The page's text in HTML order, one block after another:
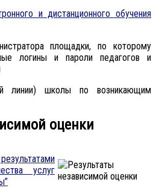
и дистанционного обучения
площадки, по которому
логины и пароли педагогов и
линии) школы по возникающим
оценки
услуг